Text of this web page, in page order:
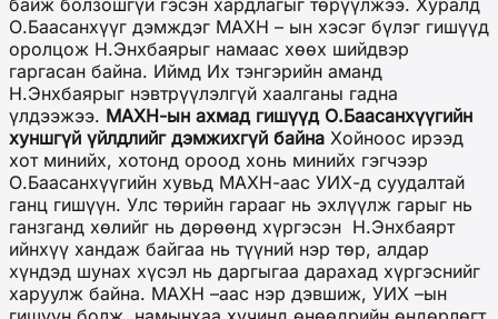
байж болзошгүй гэсэн хардлагыг төрүүлжээ. Хуралд
О.Баасанхүүг дэмждэг МАХН – ын хэсэг бүлэг гишүүд
оролцож Н.Энхбаярыг намаас хөөх шийдвэр
гаргасан байна. Иймд Их тэнгэрийн аманд
Н.Энхбаярыг нэвтрүүлэлгүй хаалганы гадна
үлдээжээ. МАХН-ын ахмад гишүүд О.Баасанхүүгийн
хуншгүй үйлдлийг дэмжихгүй байна Хойноос ирээд
хот минийх, хотонд ороод хонь минийх гэгчээр
О.Баасанхүүгийн хувьд МАХН-аас УИХ-д суудалтай
ганц гишүүн. Улс төрийн гарааг нь эхлүүлж гарыг нь
ганзганд хөлийг нь дөрөөнд хүргэсэн Н.Энхбаярт
ийнхүү хандаж байгаа нь түүний нэр төр, алдар
хүндэд шунах хүсэл нь даргыгаа дарахад хүргэснийг
харуулж байна. МАХН –аас нэр дэвшиж, УИХ –ын